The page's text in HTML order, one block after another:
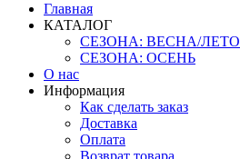
Главная
КАТАЛОГ
СЕЗОНА: ВЕСНА/ЛЕТО
СЕЗОНА: ОСЕНЬ
О нас
Информация
Как сделать заказ
Доставка
Оплата